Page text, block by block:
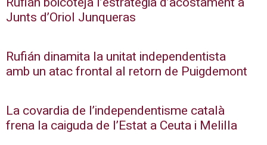
Junts d’Oriol Junqueras
Rufián dinamita la unitat independentista
amb un atac frontal al retorn de Puigdemont
La covardia de l’independentisme català
frena la caiguda de l’Estat a Ceuta i Melilla